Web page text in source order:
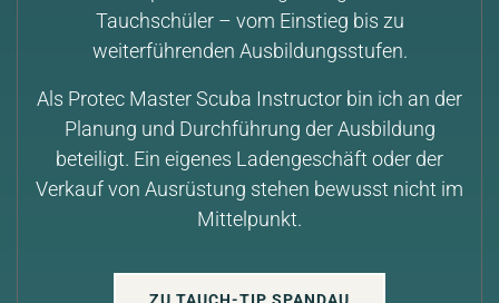
Tauchschüler – vom Einstieg bis zu
weiterführenden Ausbildungsstufen.
Als Protec Master Scuba Instructor bin ich an der
Planung und Durchführung der Ausbildung
beteiligt. Ein eigenes Ladengeschäft oder der
Verkauf von Ausrüstung stehen bewusst nicht im
Mittelpunkt.